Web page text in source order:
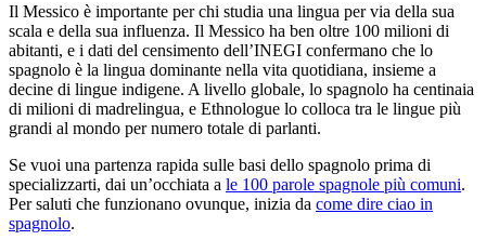
Il Messico è importante per chi studia una lingua per via della sua
scala e della sua influenza. Il Messico ha ben oltre 100 milioni di
abitanti, e i dati del censimento dell’INEGI confermano che lo
spagnolo è la lingua dominante nella vita quotidiana, insieme a
decine di lingue indigene. A livello globale, lo spagnolo ha centinaia
di milioni di madrelingua, e Ethnologue lo colloca tra le lingue più
grandi al mondo per numero totale di parlanti.
Se vuoi una partenza rapida sulle basi dello spagnolo prima di
specializzarti, dai un’occhiata a le 100 parole spagnole più comuni.
Per saluti che funzionano ovunque, inizia da come dire ciao in
spagnolo.